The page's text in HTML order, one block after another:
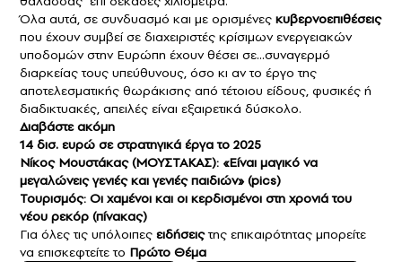
Όλα αυτά, σε συνδυασμό και με ορισμένες κυβερνοεπιθέσεις
που έχουν συμβεί σε διαχειριστές κρίσιμων ενεργειακών
υποδομών στην Ευρώπη έχουν θέσει σε…συναγερμό
διαρκείας τους υπεύθυνους, όσο κι αν το έργο της
αποτελεσματικής θωράκισης από τέτοιου είδους, φυσικές ή
διαδικτυακές, απειλές είναι εξαιρετικά δύσκολο.
Διαβάστε ακόμη
14 δισ. ευρώ σε στρατηγικά έργα το 2025
Νίκος Μουστάκας (ΜΟΥΣΤΑΚΑΣ): «Είναι μαγικό να
μεγαλώνεις γενιές και γενιές παιδιών» (pics)
Τουρισμός: Οι χαμένοι και οι κερδισμένοι στη χρονιά του
νέου ρεκόρ (πίνακας)
Για όλες τις υπόλοιπες ειδήσεις της επικαιρότητας μπορείτε
να επισκεφτείτε το Πρώτο Θέμα